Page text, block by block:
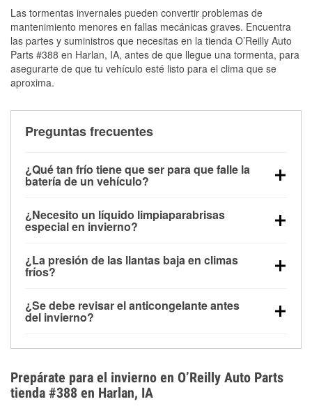
Las tormentas invernales pueden convertir problemas de
mantenimiento menores en fallas mecánicas graves. Encuentra
las partes y suministros que necesitas en la tienda O’Reilly Auto
Parts #388 en Harlan, IA, antes de que llegue una tormenta, para
asegurarte de que tu vehículo esté listo para el clima que se
aproxima.
Preguntas frecuentes
¿Qué tan frío tiene que ser para que falle la
batería de un vehículo?
debajo de los 32 °F y puede perder hasta la mitad de
su potencia de arranque cerca de los 0 °F, lo que
arranque.
¿Necesito un líquido limpiaparabrisas
especial en invierno?
la congelación y ayuda a disolver la sal y la nieve
derretida en la carretera para mejorar la visibilidad.
¿La presión de las llantas baja en climas
fríos?
alrededor de 1 PSI por cada 10 °F que baja la
temperatura. Puedes obtener más información sobre
¿Se debe revisar el anticongelante antes
del invierno?
el sobrecalentamiento en condiciones de frío
extremo. Aprende cómo comprobar la protección
anticongelante en nuestra sección How-To.
Prepárate para el invierno en O’Reilly Auto Parts
tienda #388 en Harlan, IA